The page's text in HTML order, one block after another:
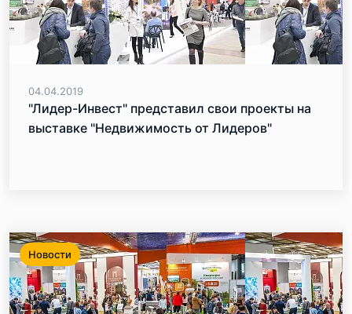
04.04.2019
"Лидер-Инвест" представил свои проекты на
выставке "Недвижимость от Лидеров"
Новости